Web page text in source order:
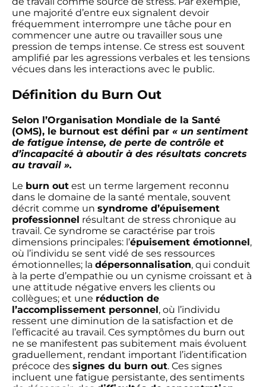
une majorité d’entre eux signalent devoir
fréquemment interrompre une tâche pour en
commencer une autre ou travailler sous une
pression de temps intense. Ce stress est souvent
amplifié par les agressions verbales et les tensions
vécues dans les interactions avec le public.
Définition du Burn Out
Selon l’Organisation Mondiale de la Santé
(OMS), le burnout est défini par « un sentiment
de fatigue intense, de perte de contrôle et
d’incapacité à aboutir à des résultats concrets
au travail ».
Le burn out est un terme largement reconnu
dans le domaine de la santé mentale, souvent
décrit comme un syndrome d’épuisement
professionnel résultant de stress chronique au
travail. Ce syndrome se caractérise par trois
dimensions principales: l’épuisement émotionnel,
où l’individu se sent vidé de ses ressources
émotionnelles; la dépersonnalisation, qui conduit
à la perte d’empathie ou un cynisme croissant et à
une attitude négative envers les clients ou
collègues; et une réduction de
l’accomplissement personnel, où l’individu
ressent une diminution de la satisfaction et de
l’efficacité au travail. Ces symptômes du burn out
ne se manifestent pas subitement mais évoluent
graduellement, rendant important l’identification
précoce des signes du burn out. Ces signes
incluent une fatigue persistante, des sentiments